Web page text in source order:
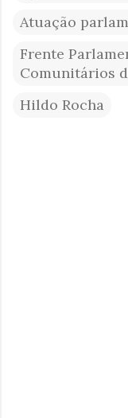
Atuação
Frente
Comunitários
Hildo Rocha